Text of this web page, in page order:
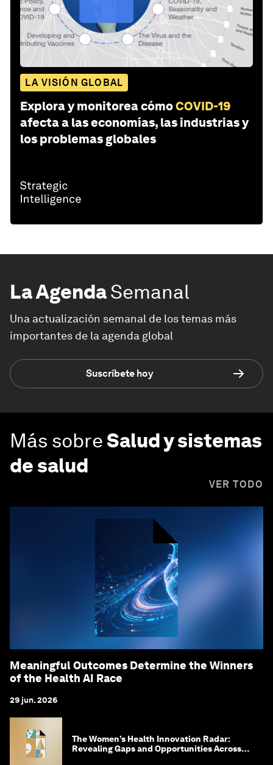
LA VISIÓN GLOBAL
Explora y monitorea cómoCOVID-19
afecta a las economías, las industrias y
los problemas globales
La AgendaSemanal
Una actualización semanal de los temas más
importantes de la agenda global
Suscríbete hoy
Más sobreSalud y sistemas
de salud
VER TODO
Meaningful Outcomes Determine the Winners
of the Health AI Race
29 jun. 2026
The Women’s Health Innovation Radar:
Revealing Gaps and Opportunities Across